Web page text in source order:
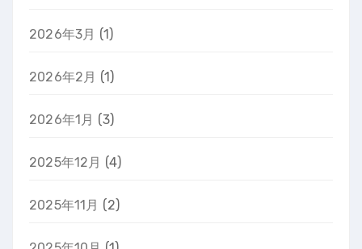
2026年3月 (1)
2026年2月 (1)
2026年1月 (3)
2025年12月 (4)
2025年11月 (2)